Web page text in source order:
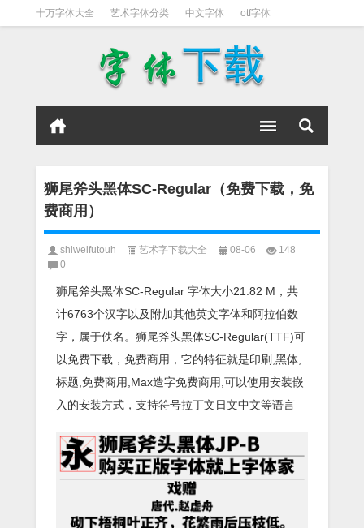
十万字体大全 艺术字体分类 中文字体 otf字体
狮尾斧头黑体SC-Regular（免费下载，免
费商用）
shiweifutouh 艺术字下载大全 08-06
148
0
狮尾斧头黑体SC-Regular 字体大小21.82 M，共
计6763个汉字以及附加其他英文字体和阿拉伯数
字，属于佚名。狮尾斧头黑体SC-Regular(TTF)可
以免费下载，免费商用，它的特征就是印刷,黑体,
标题,免费商用,Max造字免费商用,可以使用安装嵌
入的安装方式，支持符号拉丁文日文中文等语言